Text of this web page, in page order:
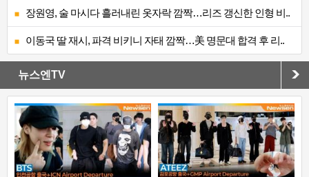
장원영, 술 마시다 흘러내린 옷자락 깜짝…리즈 갱신한 인형 비..
이동국 딸 재시, 파격 비키니 자태 깜짝…美 명문대 합격 후 리..
뉴스엔TV